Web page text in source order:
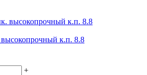
к.п. 8.8
+